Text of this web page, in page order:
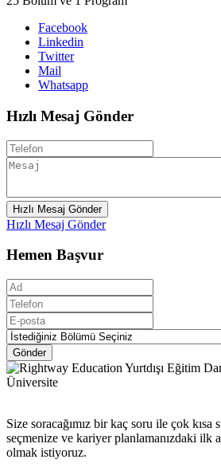
Facebook
Linkedin
Twitter
Mail
Whatsapp
Hızlı Mesaj Gönder
Hızlı Mesaj Gönder
Hızlı Mesaj Gönder
Hemen Başvur
Gönder
Size soracağımız bir kaç soru ile çok kısa
seçmenize ve kariyer planlamanızdaki ilk
olmak istiyoruz.